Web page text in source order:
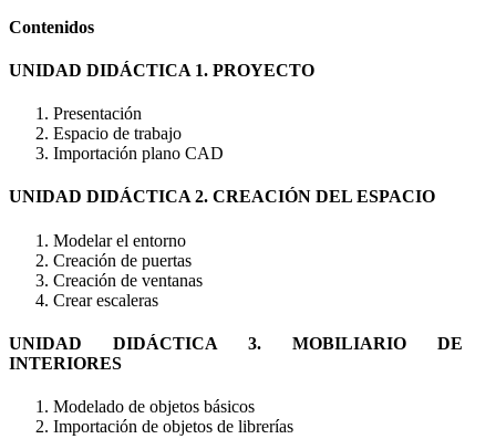
Contenidos
UNIDAD DIDÁCTICA 1. PROYECTO
Presentación
Espacio de trabajo
Importación plano CAD
UNIDAD DIDÁCTICA 2. CREACIÓN DEL ESPACIO
Modelar el entorno
Creación de puertas
Creación de ventanas
Crear escaleras
UNIDAD DIDÁCTICA 3. MOBILIARIO DE
INTERIORES
Modelado de objetos básicos
Importación de objetos de librerías